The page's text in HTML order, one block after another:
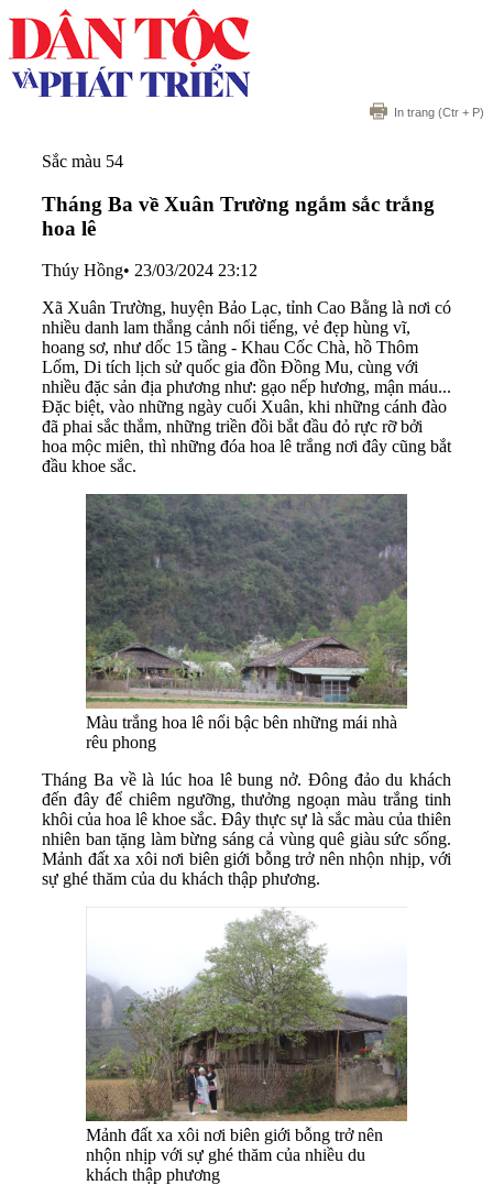
In trang (Ctr + P)
Sắc màu 54
Tháng Ba về Xuân Trường ngắm sắc trắng
hoa lê
Thúy Hồng• 23/03/2024 23:12
Xã Xuân Trường, huyện Bảo Lạc, tỉnh Cao Bằng là nơi có
nhiều danh lam thắng cảnh nổi tiếng, vẻ đẹp hùng vĩ,
hoang sơ, như dốc 15 tầng - Khau Cốc Chà, hồ Thôm
Lốm, Di tích lịch sử quốc gia đồn Đồng Mu, cùng với
nhiều đặc sản địa phương như: gạo nếp hương, mận máu...
Đặc biệt, vào những ngày cuối Xuân, khi những cánh đào
đã phai sắc thắm, những triền đồi bắt đầu đỏ rực rỡ bởi
hoa mộc miên, thì những đóa hoa lê trắng nơi đây cũng bắt
đầu khoe sắc.
Màu trắng hoa lê nổi bậc bên những mái nhà
rêu phong
Tháng Ba về là lúc hoa lê bung nở. Đông đảo du khách
đến đây để chiêm ngưỡng, thưởng ngoạn màu trắng tinh
khôi của hoa lê khoe sắc. Đây thực sự là sắc màu của thiên
nhiên ban tặng làm bừng sáng cả vùng quê giàu sức sống.
Mảnh đất xa xôi nơi biên giới bỗng trở nên nhộn nhịp, với
sự ghé thăm của du khách thập phương.
Mảnh đất xa xôi nơi biên giới bỗng trở nên
nhộn nhịp với sự ghé thăm của nhiều du
khách thập phương